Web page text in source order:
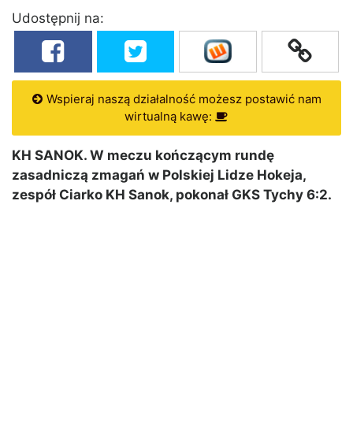
Udostępnij na:
Wspieraj naszą działalność możesz postawić nam
wirtualną kawę:
KH SANOK. W meczu kończącym rundę
zasadniczą zmagań w Polskiej Lidze Hokeja,
zespół Ciarko KH Sanok, pokonał GKS Tychy 6:2.